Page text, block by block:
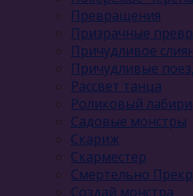
Превращения
Призрачные
Причудливое
Причудливые
Рассвет танца
Роликовый
Садовые монстры
Скариж
Скарместер
Смертельно
Создай монстра